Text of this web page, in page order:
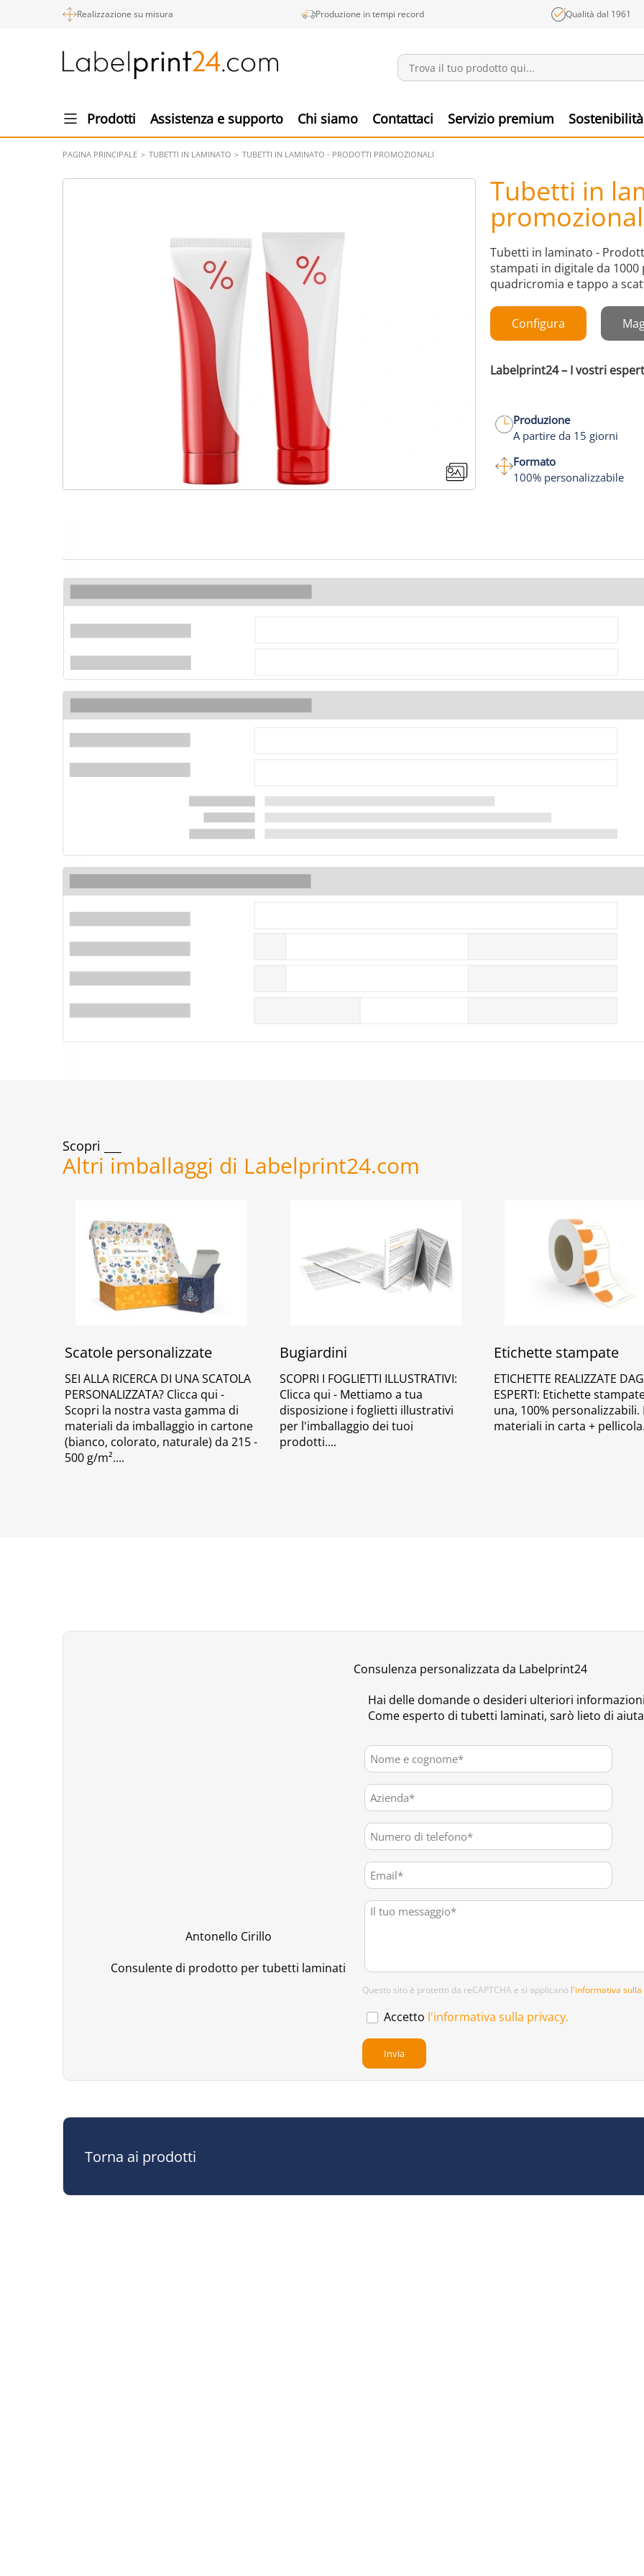
Realizzazione su misura Produzione in tempi record Qualità dal 1961
Prodotti Assistenza e supporto Chi siamo Contattaci Servizio premium Sostenibilità
PAGINA PRINCIPALE TUBETTI IN LAMINATO TUBETTI IN LAMINATO - PRODOTTI PROMOZIONALI
Tubetti in
Tubetti in laminato -
stampati in digitale da 1000
quadricromia e tappo a
Configura
Labelprint24 – I vostri
Produzione
A partire da 15 giorni
Formato
100% personalizzabile
Scopri
Altri imballaggi di Labelprint24.com
Scatole personalizzate
SEI ALLA RICERCA DI UNA SCATOLA
PERSONALIZZATA? Clicca qui -
Scopri la nostra vasta gamma di
materiali da imballaggio in cartone
(bianco, colorato, naturale) da 215 -
500 g/m².
Bugiardini
SCOPRI I FOGLIETTI ILLUSTRATIVI:
Clicca qui - Mettiamo a tua
disposizione i foglietti illustrativi
per l'imballaggio dei tuoi
prodotti.
Etichette stampate
ETICHETTE REALIZZATE
ESPERTI: Etichette
una, 100% personalizzabili.
materiali in carta + pellicola
Antonello Cirillo
Consulente di prodotto per tubetti laminati
Consulenza personalizzata da Labelprint24
Hai delle domande o desideri ulteriori
Come esperto di tubetti laminati, sarò lieto di
Questo sito è protetto da reCAPTCHA e si applicano l'informativa sulla
Accetto l'informativa sulla privacy.
Torna ai prodotti